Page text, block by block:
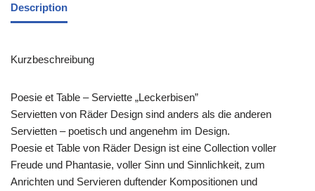
Description
Kurzbeschreibung
Poesie et Table – Serviette „Leckerbisen”
Servietten von Räder Design sind anders als die anderen
Servietten – poetisch und angenehm im Design.
Poesie et Table von Räder Design ist eine Collection voller
Freude und Phantasie, voller Sinn und Sinnlichkeit, zum
Anrichten und Servieren duftender Kompositionen und